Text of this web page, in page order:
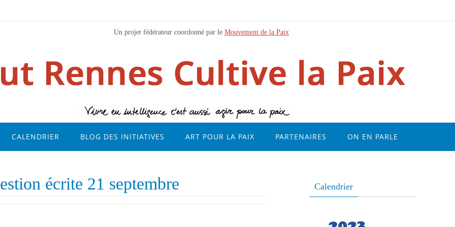
Un projet fédérateur coordonné par le Mouvement de la Paix
CALENDRIER BLOG DES INITIATIVES ART POUR LA PAIX PARTENAIRES ON EN PARLE
écrite 21 septembre Calendrier